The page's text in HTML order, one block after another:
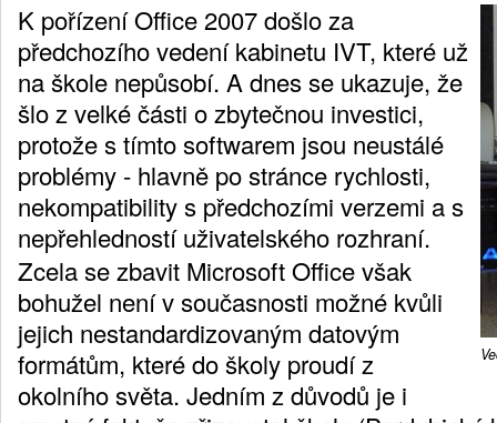
K pořízení Office 2007 došlo za
předchozího vedení kabinetu IVT, které už
na škole nepůsobí. A dnes se ukazuje, že
šlo z velké části o zbytečnou investici,
protože s tímto softwarem jsou neustálé
problémy - hlavně po stránce rychlosti,
nekompatibility s předchozími verzemi a s
nepřehledností uživatelského rozhraní.
Zcela se zbavit Microsoft Office však
bohužel není v současnosti možné kvůli
jejich nestandardizovaným datovým
formátům, které do školy proudí z
okolního světa. Jedním z důvodů je i